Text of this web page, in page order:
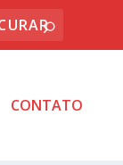
CONTATO